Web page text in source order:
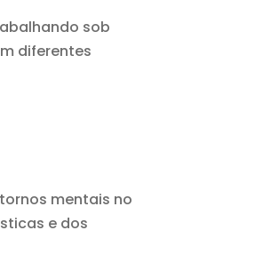
sob
diferentes
mentais no
e dos